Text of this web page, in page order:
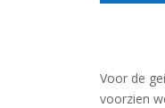
Voor de
voorzien